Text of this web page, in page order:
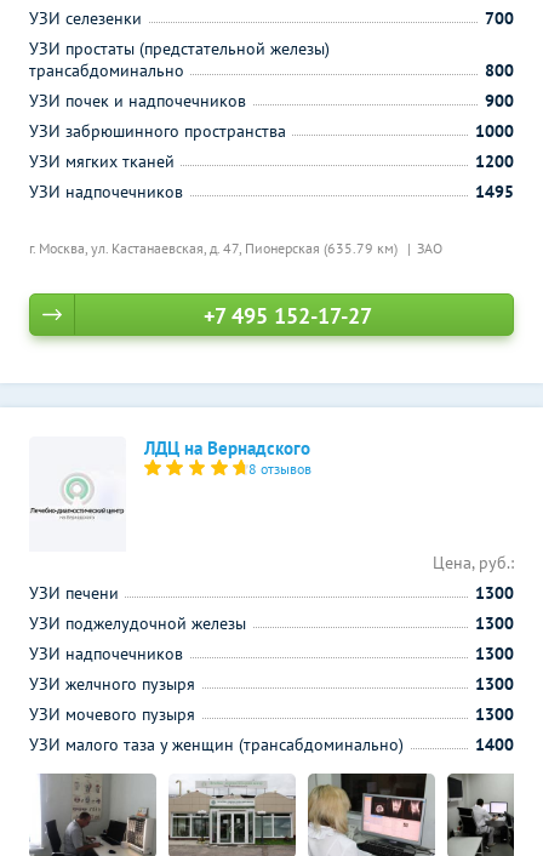
г. Москва, ул. Кастанаевская, д. 47, Пионерская (635.79 км) ЗАО
УЗИ селезенки
700
УЗИ простаты (предстательной железы)
трансабдоминально
800
УЗИ почек и надпочечников
900
УЗИ забрюшинного пространства
1000
УЗИ мягких тканей
1200
УЗИ надпочечников
1495
+7 495 152-17-27
ЛДЦ на Вернадского
8 отзывов
Цена, руб.:
УЗИ печени
1300
УЗИ поджелудочной железы
1300
УЗИ надпочечников
1300
УЗИ желчного пузыря
1300
УЗИ мочевого пузыря
1300
УЗИ малого таза у женщин (трансабдоминально)
1400